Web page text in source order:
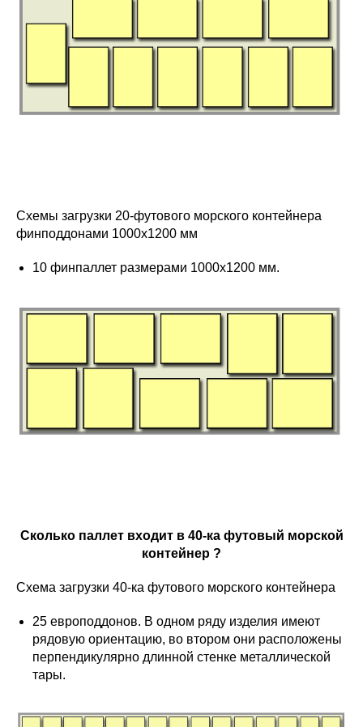
Схемы загрузки 20-футового морского контейнера
финподдонами 1000х1200 мм
10 финпаллет размерами 1000х1200 мм.
Сколько паллет входит в 40-ка футовый морской
контейнер ?
Схема загрузки 40-ка футового морского контейнера
25 европоддонов. В одном ряду изделия имеют
рядовую ориентацию, во втором они расположены
перпендикулярно длинной стенке металлической
тары.